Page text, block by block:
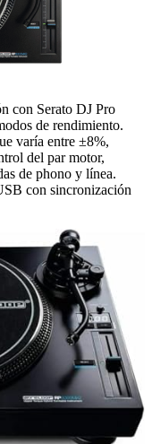
con Serato DJ Pro
de rendimiento.
varía entre ±8%,
del par motor,
de phono y línea.
con sincronización